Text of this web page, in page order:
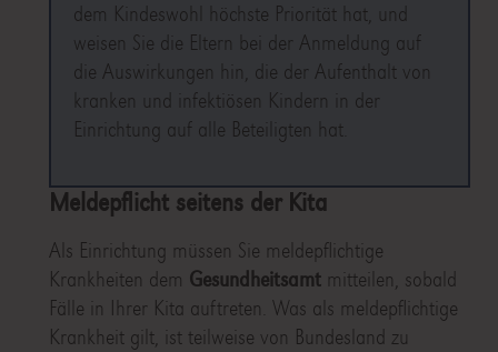
dem Kindeswohl höchste Priorität hat, und
weisen Sie die Eltern bei der Anmeldung auf
die Auswirkungen hin, die der Aufenthalt von
kranken und infektiösen Kindern in der
Einrichtung auf alle Beteiligten hat.
Meldepflicht seitens der Kita
Als Einrichtung müssen Sie meldepflichtige
Krankheiten dem Gesundheitsamtmitteilen, sobald
Fälle in Ihrer Kita auftreten. Was als meldepflichtige
Krankheit gilt, ist teilweise von Bundesland zu